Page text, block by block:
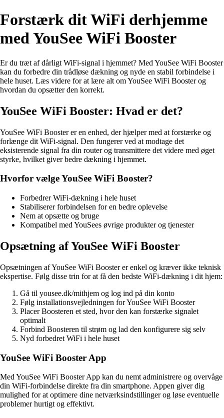
Forstærk dit WiFi derhjemme
med YouSee WiFi Booster
Er du træt af dårligt WiFi-signal i hjemmet? Med YouSee WiFi Booster
kan du forbedre din trådløse dækning og nyde en stabil forbindelse i
hele huset. Læs videre for at lære alt om YouSee WiFi Booster og
hvordan du opsætter den korrekt.
YouSee WiFi Booster: Hvad er det?
YouSee WiFi Booster er en enhed, der hjælper med at forstærke og
forlænge dit WiFi-signal. Den fungerer ved at modtage det
eksisterende signal fra din router og transmittere det videre med øget
styrke, hvilket giver bedre dækning i hjemmet.
Hvorfor vælge YouSee WiFi Booster?
Forbedrer WiFi-dækning i hele huset
Stabiliserer forbindelsen for en bedre oplevelse
Nem at opsætte og bruge
Kompatibel med YouSees øvrige produkter og tjenester
Opsætning af YouSee WiFi Booster
Opsætningen af YouSee WiFi Booster er enkel og kræver ikke teknisk
ekspertise. Følg disse trin for at få den bedste WiFi-dækning i dit hjem:
Gå til yousee.dk/mithjem og log ind på din konto
Følg installationsvejledningen for YouSee WiFi Booster
Placer Boosteren et sted, hvor den kan forstærke signalet
optimalt
Forbind Boosteren til strøm og lad den konfigurere sig selv
Nyd forbedret WiFi i hele huset
YouSee WiFi Booster App
Med YouSee WiFi Booster App kan du nemt administrere og overvåge
din WiFi-forbindelse direkte fra din smartphone. Appen giver dig
mulighed for at optimere dine netværksindstillinger og løse eventuelle
problemer hurtigt og effektivt.